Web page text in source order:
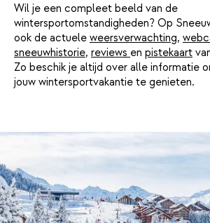
Wil je een compleet beeld van de
wintersportomstandigheden? Op
ook de actuele weersverwachting,
sneeuwhistorie, reviews en pistekaart
Zo beschik je altijd over alle informatie
jouw wintersportvakantie te genieten.